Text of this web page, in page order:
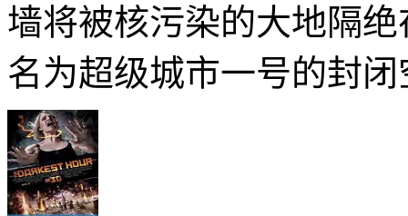
墙将被核污染的大地隔
名为超级城市一号的封